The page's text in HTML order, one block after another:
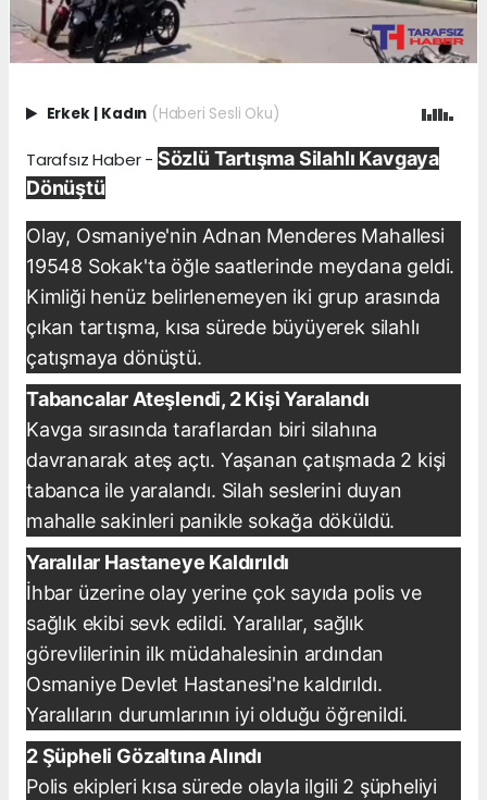
Erkek | Kadın (Haberi Sesli Oku)
Tarafsız Haber - Sözlü Tartışma Silahlı Kavgaya
Dönüştü
Olay, Osmaniye'nin Adnan Menderes Mahallesi
19548 Sokak'ta öğle saatlerinde meydana geldi.
Kimliği henüz belirlenemeyen iki grup arasında
çıkan tartışma, kısa sürede büyüyerek silahlı
çatışmaya dönüştü.
Tabancalar Ateşlendi, 2 Kişi Yaralandı
Kavga sırasında taraflardan biri silahına
davranarak ateş açtı. Yaşanan çatışmada 2 kişi
tabanca ile yaralandı. Silah seslerini duyan
mahalle sakinleri panikle sokağa döküldü.
Yaralılar Hastaneye Kaldırıldı
İhbar üzerine olay yerine çok sayıda polis ve
sağlık ekibi sevk edildi. Yaralılar, sağlık
görevlilerinin ilk müdahalesinin ardından
Osmaniye Devlet Hastanesi'ne kaldırıldı.
Yaralıların durumlarının iyi olduğu öğrenildi.
2 Şüpheli Gözaltına Alındı
Polis ekipleri kısa sürede olayla ilgili 2 şüpheliyi